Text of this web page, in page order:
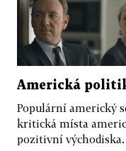
Americká
Populární americký
kritická místa
pozitivní východiska.